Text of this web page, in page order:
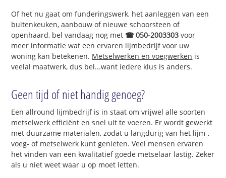
Of het nu gaat om funderingswerk, het aanleggen van een
buitenkeuken, aanbouw of nieuwe schoorsteen of
openhaard, bel vandaag nog met ☎ 050-2003303 voor
meer informatie wat een ervaren lijmbedrijf voor uw
woning kan betekenen. Metselwerken en voegwerken is
veelal maatwerk, dus bel...want iedere klus is anders.
Geen tijd of niet handig genoeg?
Een allround lijmbedrijf is in staat om vrijwel alle soorten
metselwerk efficiënt en snel uit te voeren. Er wordt gewerkt
met duurzame materialen, zodat u langdurig van het lijm-,
voeg- of metselwerk kunt genieten. Veel mensen ervaren
het vinden van een kwalitatief goede metselaar lastig. Zeker
als u niet weet waar u op moet letten.